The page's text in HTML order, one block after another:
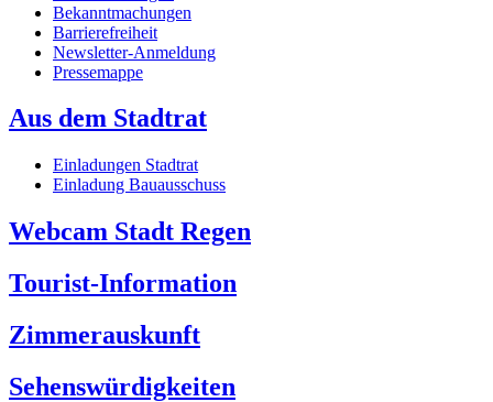
Bekanntmachungen
Barrierefreiheit
Newsletter-Anmeldung
Pressemappe
Aus dem Stadtrat
Einladungen Stadtrat
Einladung Bauausschuss
Webcam Stadt Regen
Tourist-Information
Zimmerauskunft
Sehenswürdigkeiten